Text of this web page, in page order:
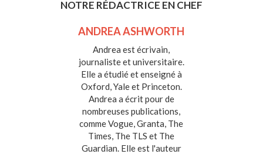
NOTRE RÉDACTRICE EN CHEF
ANDREA ASHWORTH
Andrea est écrivain,
journaliste et universitaire.
Elle a étudié et enseigné à
Oxford, Yale et Princeton.
Andrea a écrit pour de
nombreuses publications,
comme Vogue, Granta, The
Times, The TLS et The
Guardian. Elle est l'auteur